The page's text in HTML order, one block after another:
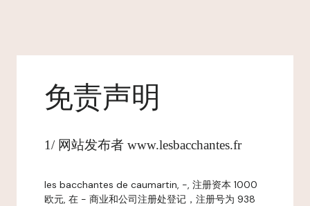
免责声明
1/ 网站发布者 www.lesbacchantes.fr
les bacchantes de caumartin, -, 注册资本 1000
欧元, 在 - 商业和公司注册处登记，注册号为 938